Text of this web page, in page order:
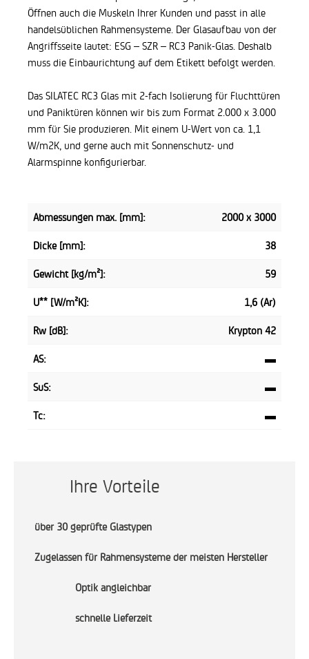
Öffnen auch die Muskeln Ihrer Kunden und passt in alle
handelsüblichen Rahmensysteme. Der Glasaufbau von der
Angriffsseite lautet: ESG – SZR – RC3 Panik-Glas. Deshalb
muss die Einbaurichtung auf dem Etikett befolgt werden.
Das SILATEC RC3 Glas mit 2-fach Isolierung für Fluchttüren
und Paniktüren können wir bis zum Format 2.000 x 3.000
mm für Sie produzieren. Mit einem U-Wert von ca. 1,1
W/m2K, und gerne auch mit Sonnenschutz- und
Alarmspinne konfigurierbar.
Abmessungen max. [mm]:
2000 x 3000
Dicke [mm]:
38
Gewicht [kg/m²]:
59
U** [W/m²K]:
1,6 (Ar)
Rw [dB]:
Krypton 42
AS:
▬
SuS:
▬
Tc:
▬
Ihre Vorteile
über 30 geprüfte Glastypen
Zugelassen für Rahmensysteme der meisten Hersteller
Optik angleichbar
schnelle Lieferzeit